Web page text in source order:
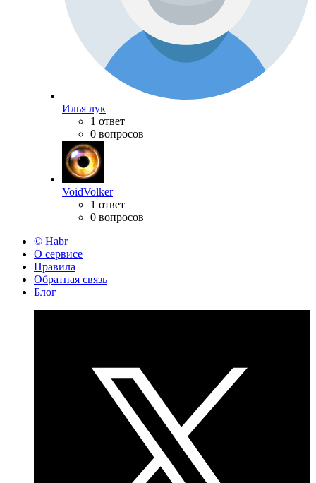
Илья лук
1 ответ
0 вопросов
VoidVolker
1 ответ
0 вопросов
© Habr
О сервисе
Правила
Обратная связь
Блог